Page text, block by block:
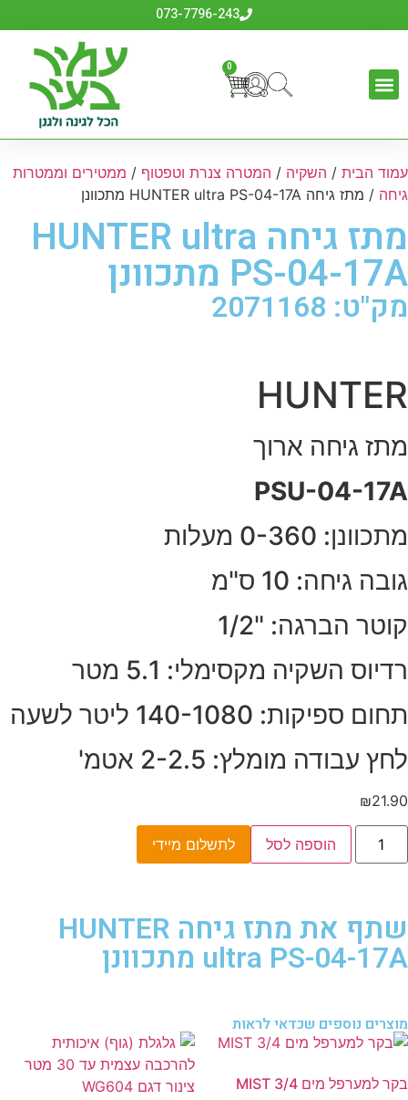
073-7796-243
0
עמוד הבית / השקיה / המטרה צנרת וטפטוף / ממטירים וממטרות
גיחה / מתז גיחה HUNTER ultra PS-04-17A מתכוונן
מתז גיחה HUNTER ultra
PS-04-17A מתכוונן
מק"ט: 2071168
HUNTER
מתז גיחה ארוך
PSU-04-17A
מתכוונן: 0-360 מעלות
גובה גיחה: 10 ס"מ
קוטר הברגה: "1/2
רדיוס השקיה מקסימלי: 5.1 מטר
תחום ספיקות: 140-1080 ליטר לשעה
לחץ עבודה מומלץ: 2-2.5 אטמ'
₪21.90
הוספה לסל לתשלום מיידי
שתף את מתז גיחה HUNTER
ultra PS-04-17A מתכוונן
מוצרים נוספים שכדאי לראות
בקר למערפל מים MIST 3/4